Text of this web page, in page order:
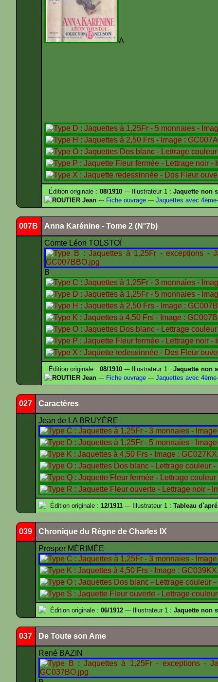
Édition originale : 08/1910--- Illustrateur 1 :Jaquette non
ROUTIER Jean --- Fiche ouvrage --- Jaquettes avec 4ème
007B Anna Karénine - Tome 2 (N°7b)
Comte Léon TOLSTOÏ
B
Édition originale : 08/1910--- Illustrateur 1 :Jaquette non
ROUTIER Jean --- Fiche ouvrage --- Jaquettes avec 4ème
027 Caractères
Jean de LA BRUYÈRE
Édition originale : 12/1911 --- Illustrateur 1 : Tableau
039 Chronique du Règne de Charles IX
Prosper MÉRIMÉE
Édition originale : 06/1912 --- Illustrateur 1 : Jaquette non
037 De Toute son Ame
René BAZIN